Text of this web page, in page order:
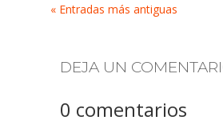
« Entradas más antiguas
DEJA UN
0 comentarios